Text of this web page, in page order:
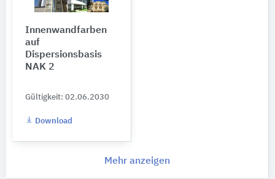
Innenwandfarben
auf
Dispersionsbasis
NAK 2
Gültigkeit: 02.06.2030
Download
Mehr anzeigen